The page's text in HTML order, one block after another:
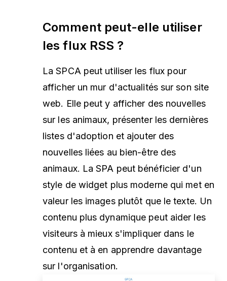
Comment peut-elle utiliser
les flux RSS ?
La SPCA peut utiliser les flux pour
afficher un mur d'actualités sur son site
web. Elle peut y afficher des nouvelles
sur les animaux, présenter les dernières
listes d'adoption et ajouter des
nouvelles liées au bien-être des
animaux. La SPA peut bénéficier d'un
style de widget plus moderne qui met en
valeur les images plutôt que le texte. Un
contenu plus dynamique peut aider les
visiteurs à mieux s'impliquer dans le
contenu et à en apprendre davantage
sur l'organisation.